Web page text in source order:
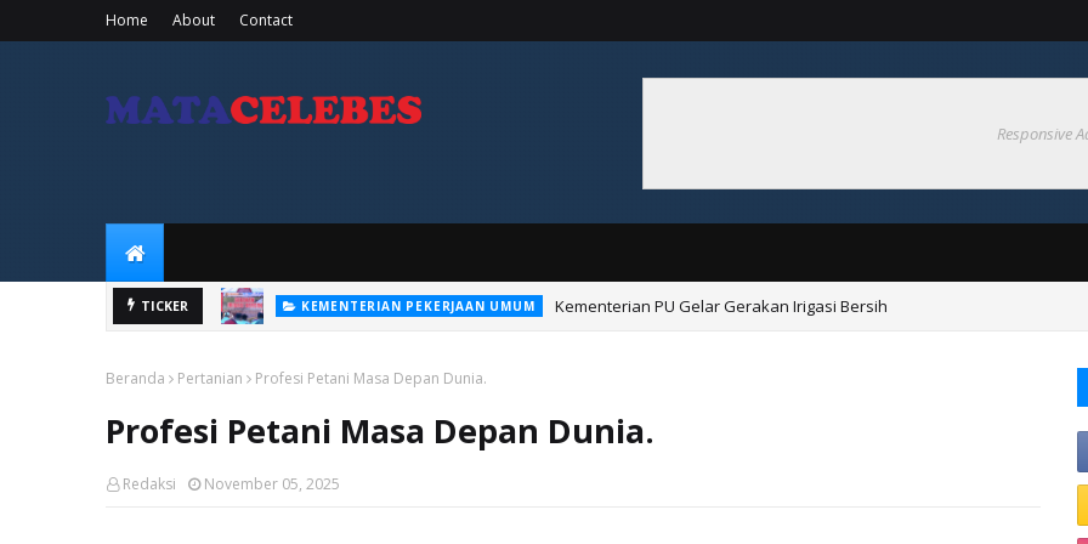
Home About Contact
Responsive
TICKER KEMENTERIAN PEKERJAAN UMUM Kementerian PU Gelar Gerakan Irigasi Bersih
Beranda Pertanian Profesi Petani Masa Depan Dunia.
Profesi Petani Masa Depan Dunia.
Redaksi November 05, 2025